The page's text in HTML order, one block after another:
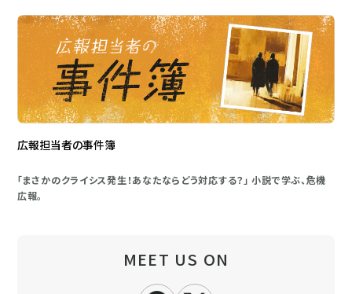
広報担当者の事件簿
「まさかのクライシス発生！あなたならどう対応する？」 小説で学ぶ、危機
広報。
MEET US ON